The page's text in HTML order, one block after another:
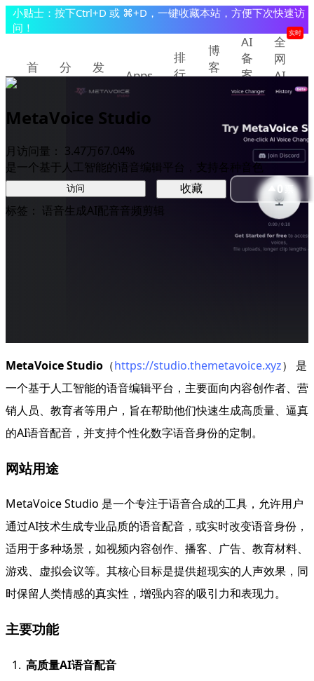
小贴士：按下Ctrl+D 或 ⌘+D，一键收藏本站，方便下次快速访
问！
首
分
发
Apps
排
行
博
客
AI
备
案
查
全
网
AI
快
实时
提交/推广产品 登录
MetaVoice Studio
月访问量： 3.47万67.04%
是一个基于人工智能的语音编辑平台，支持各种音色
访问 收藏 0 票
标签： 语音生成AI配音 音频剪辑
MetaVoice Studio （https://studio.themetavoice.xyz） 是
一个基于人工智能的语音编辑平台，主要面向内容创作者、营
销人员、教育者等用户，旨在帮助他们快速生成高质量、逼真
的AI语音配音，并支持个性化数字语音身份的定制。
网站用途
MetaVoice Studio 是一个专注于语音合成的工具，允许用户
通过AI技术生成专业品质的语音配音，或实时改变语音身份，
适用于多种场景，如视频内容创作、播客、广告、教育材料、
游戏、虚拟会议等。其核心目标是提供超现实的人声效果，同
时保留人类情感的真实性，增强内容的吸引力和表现力。
主要功能
高质量AI语音配音